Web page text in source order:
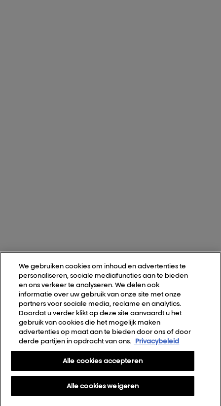
We gebruiken cookies om inhoud en advertenties te
personaliseren, sociale mediafuncties aan te bieden
en ons verkeer te analyseren. We delen ook
informatie over uw gebruik van onze site met onze
partners voor sociale media, reclame en analytics.
Doordat u verder klikt op deze site aanvaardt u het
gebruik van cookies die het mogelijk maken
advertenties op maat aan te bieden door ons of door
derde partijen in opdracht van ons.
Privacybeleid
Alle cookies weigeren
Alle cookies accepteren